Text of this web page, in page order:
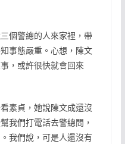
個警總的人來家裡，帶
事態嚴重。心想，陳文
，或許很快就會回來
素貞，她說陳文成還沒
我們打電話去警總問，
我們說，可是人還沒有